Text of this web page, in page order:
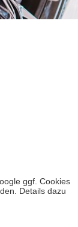
ggf. Cookies
Details dazu